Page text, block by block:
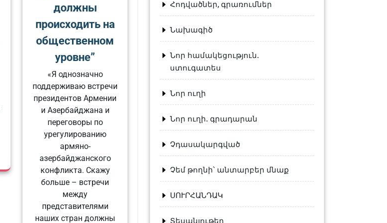
должны
происходить на
общественном
уровне”
«Я однозначно
поддерживаю встречи
президентов Армении
и Азербайджана и
переговоры по
урегулированию
армяно-
азербайджанского
конфликта. Скажу
больше – встречи
между
представителями
наших стран должны
Հոդվածներ, գրառումներ
Նախագիծ
Նոր համակեցություն.
ստուգատես
Նոր ուղի
Նոր ուղի. գրադարան
Չդասակարգված
Չեմ թողնի՝ անտարբեր մնաք
ՍՈՒՐՀԱՆԴԱԿ
Տեսանյութեր